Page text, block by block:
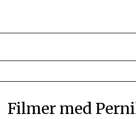
Filmer med